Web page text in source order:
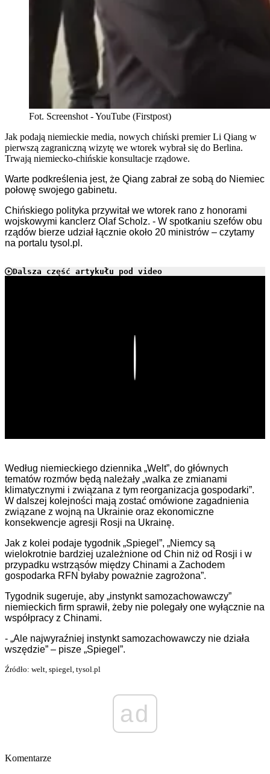
Fot. Screenshot - YouTube (Firstpost)
Jak podają niemieckie media, nowych chiński premier Li Qiang w
pierwszą zagraniczną wizytę we wtorek wybrał się do Berlina.
Trwają niemiecko-chińskie konsultacje rządowe.
Warte podkreślenia jest, że Qiang zabrał ze sobą do Niemiec
połowę swojego gabinetu.
Chińskiego polityka przywitał we wtorek rano z honorami
wojskowymi kanclerz Olaf Scholz. - W spotkaniu szefów obu
rządów bierze udział łącznie około 20 ministrów – czytamy
na portalu tysol.pl.
Dalsza część artykułu pod video
Według niemieckiego dziennika „Welt”, do głównych
tematów rozmów będą należały „walka ze zmianami
klimatycznymi i związana z tym reorganizacja gospodarki”.
W dalszej kolejności mają zostać omówione zagadnienia
związane z wojną na Ukrainie oraz ekonomiczne
konsekwencje agresji Rosji na Ukrainę.
Jak z kolei podaje tygodnik „Spiegel”, „Niemcy są
wielokrotnie bardziej uzależnione od Chin niż od Rosji i w
przypadku wstrząsów między Chinami a Zachodem
gospodarka RFN byłaby poważnie zagrożona”.
Tygodnik sugeruje, aby „instynkt samozachowawczy”
niemieckich firm sprawił, żeby nie polegały one wyłącznie na
współpracy z Chinami.
- „Ale najwyraźniej instynkt samozachowawczy nie działa
wszędzie” – pisze „Spiegel”.
Źródło: welt, spiegel, tysol.pl
ad
Komentarze